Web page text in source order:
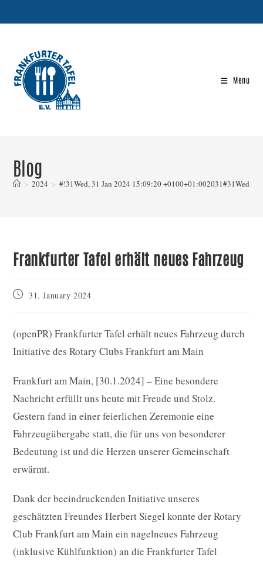
to
Menu
Blog
> 2024 > #!31Wed, 31 Jan 2024 15:09:20 +0100+01:002031#31Wed,
Frankfurter Tafel erhält neues Fahrzeug
Post 31. January 2024
(openPR) Frankfurter Tafel erhält neues Fahrzeug durch
Initiative des Rotary Clubs Frankfurt am Main
Frankfurt am Main, [30.1.2024] – Eine besondere
Nachricht erfüllt uns heute mit Freude und Stolz.
Gestern fand in einer feierlichen Zeremonie eine
Fahrzeugübergabe statt, die für uns von besonderer
Bedeutung ist und die Herzen unserer Gemeinschaft
erwärmt.
Dank der beeindruckenden Initiative unseres
geschätzten Freundes Herbert Siegel konnte der Rotary
Club Frankfurt am Main ein nagelneues Fahrzeug
(inklusive Kühlfunktion) an die Frankfurter Tafel